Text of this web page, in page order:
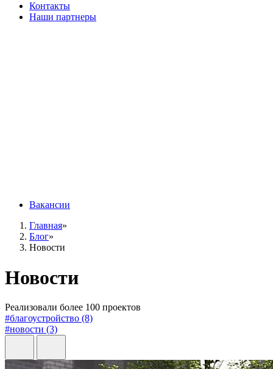
Контакты
Наши партнеры
Вакансии
Главная»
Блог»
Новости
Новости
Реализовали более 100 проектов
#благоустройство (8)
#новости (3)